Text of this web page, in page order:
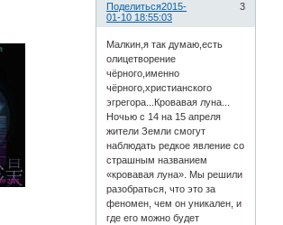
Поделиться 3
2015-
01-10 18:55:03
Малкин,я так думаю,есть
олицетворение
чёрного,именно
чёрного,христианского
эгрегора...Кровавая луна...
Ночью с 14 на 15 апреля
жители Земли смогут
наблюдать редкое явление со
страшным названием
«кровавая луна». Мы решили
разобраться, что это за
феномен, чем он уникален, и
где его можно будет